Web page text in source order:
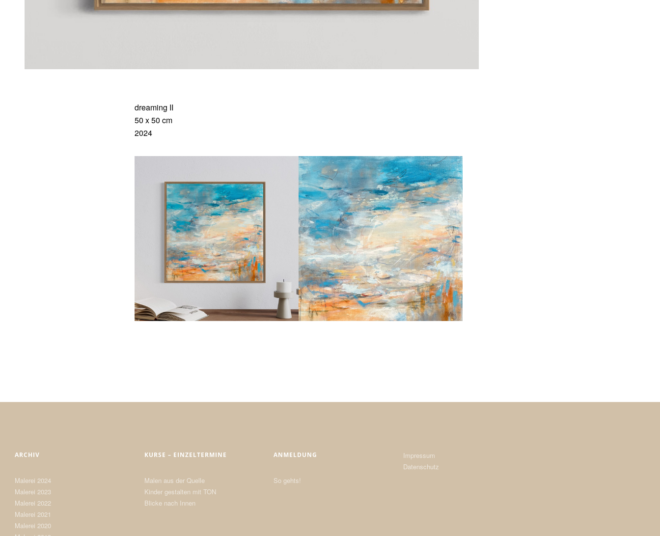
dreaming II
50 x 50 cm
2024
ARCHIV
Malerei 2024
Malerei 2023
Malerei 2022
Malerei 2021
Malerei 2020
KURSE – EINZELTERMINE
Malen aus der Quelle
Kinder gestalten mit TON
Blicke nach Innen
ANMELDUNG
So gehts!
Impressum
Datenschutz